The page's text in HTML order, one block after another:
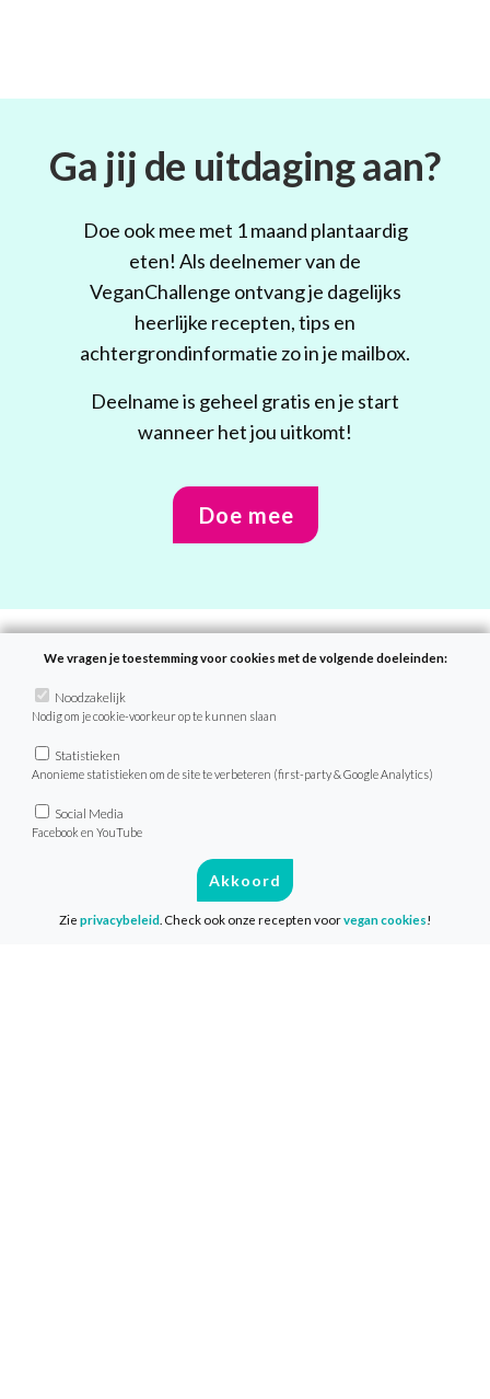
Ga jij de uitdaging aan?
Doe ook mee met 1 maand plantaardig
eten! Als deelnemer van de
VeganChallenge ontvang je dagelijks
heerlijke recepten, tips en
achtergrondinformatie zo in je mailbox.
Deelname is geheel gratis en je start
wanneer het jou uitkomt!
Doe mee
Recepten
Menu van de dag
Weekmenu’s
We vragen je toestemming voor cookies met de volgende doeleinden:
Noodzakelijk
Nodig om je cookie-voorkeur op te kunnen slaan
Statistieken
Anonieme statistieken om de site te verbeteren (first-party & Google Analytics)
Social Media
Facebook en YouTube
Akkoord
Zie privacybeleid . Check ook onze recepten voorvegan cookies!